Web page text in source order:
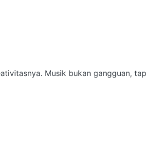
Musik bukan gangguan,